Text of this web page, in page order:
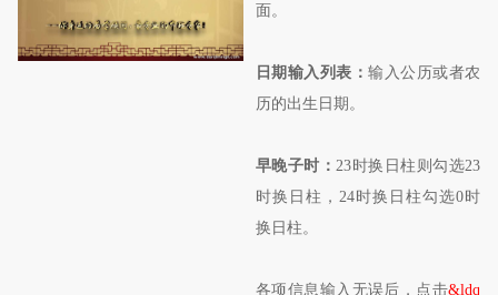
面。
日期输入列表：输入公历或者农
历的出生日期。
早晚子时： 23时换日柱则勾选23
时换日柱，24时换日柱勾选0时
换日柱。
各项信息输入无误后，点击&ldq